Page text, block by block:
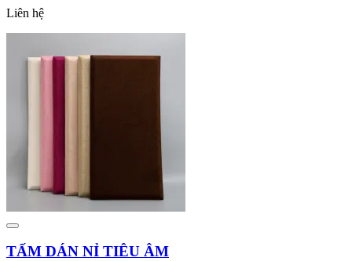
Liên hệ
TẤM DÁN NỈ TIÊU ÂM